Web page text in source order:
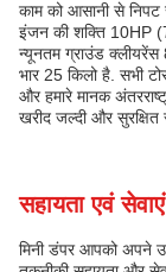
काम को आसानी से
इंजन की शक्ति 10HP
न्यूनतम ग्राउंड
भार 25 किलो है. सभी
और हमारे मानक
खरीद जल्दी और
सहायता एवं
मिनी डंपर आपको अपने